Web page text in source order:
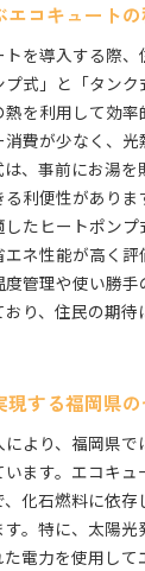
エコキュート
を導入する際
式」と「タン
を利用して効
費が少なく、
、事前にお湯
利便性があり
たヒートポンプ
ネ性能が高く評
管理や使い勝
り、住民の期待
現する福岡県
より、福岡県
ます。エコキ
化石燃料に依
。特に、太陽
電力を使用して